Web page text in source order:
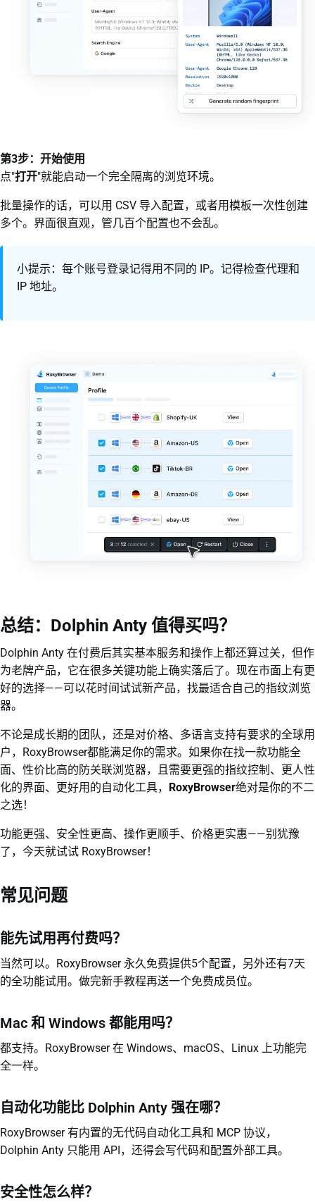
第3步：开始使用
点"打开"就能启动一个完全隔离的浏览环境。
批量操作的话，可以用 CSV 导入配置，或者用模板一次性创建
多个。界面很直观，管几百个配置也不会乱。
小提示：每个账号登录记得用不同的 IP。记得检查代理和
IP 地址。
总结：Dolphin Anty 值得买吗？
Dolphin Anty 在付费后其实基本服务和操作上都还算过关，但作
为老牌产品，它在很多关键功能上确实落后了。现在市面上有更
好的选择——可以花时间试试新产品，找最适合自己的指纹浏览
器。
不论是成长期的团队，还是对价格、多语言支持有要求的全球用
户，RoxyBrowser都能满足你的需求。如果你在找一款功能全
面、性价比高的防关联浏览器，且需要更强的指纹控制、更人性
化的界面、更好用的自动化工具，
RoxyBrowser绝对是你的不二
之选！
功能更强、安全性更高、操作更顺手、价格更实惠——别犹豫
了，今天就试试 RoxyBrowser！
常见问题
能先试用再付费吗？
当然可以。RoxyBrowser 永久免费提供5个配置，另外还有7天
的全功能试用。做完新手教程再送一个免费成员位。
Mac 和 Windows 都能用吗？
都支持。RoxyBrowser 在 Windows、macOS、Linux 上功能完
全一样。
自动化功能比 Dolphin Anty 强在哪？
RoxyBrowser 有内置的无代码自动化工具和 MCP 协议，
Dolphin Anty 只能用 API，还得会写代码和配置外部工具。
安全性怎么样？